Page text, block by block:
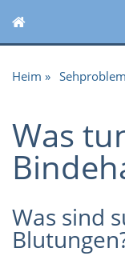
Heim
Was
Was sind